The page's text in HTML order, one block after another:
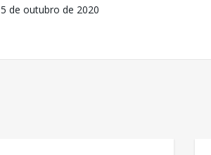
5 de outubro de 2020